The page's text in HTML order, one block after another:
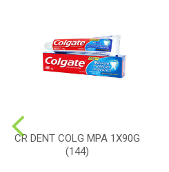
CR DENT COLG MPA 1X90G
(144)